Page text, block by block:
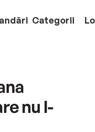
Categorii
nu l-